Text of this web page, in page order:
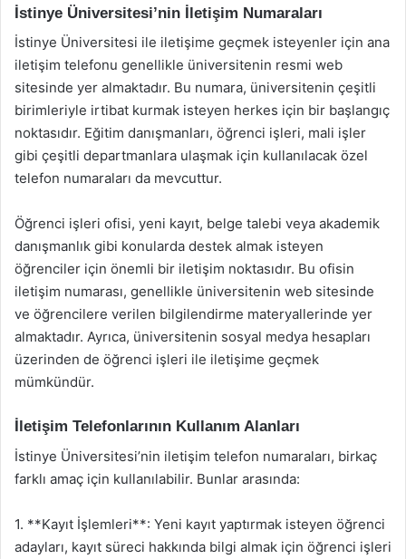
İstinye Üniversitesi’nin İletişim Numaraları
İstinye Üniversitesi ile iletişime geçmek isteyenler için ana
iletişim telefonu genellikle üniversitenin resmi web
sitesinde yer almaktadır. Bu numara, üniversitenin çeşitli
birimleriyle irtibat kurmak isteyen herkes için bir başlangıç
noktasıdır. Eğitim danışmanları, öğrenci işleri, mali işler
gibi çeşitli departmanlara ulaşmak için kullanılacak özel
telefon numaraları da mevcuttur.
Öğrenci işleri ofisi, yeni kayıt, belge talebi veya akademik
danışmanlık gibi konularda destek almak isteyen
öğrenciler için önemli bir iletişim noktasıdır. Bu ofisin
iletişim numarası, genellikle üniversitenin web sitesinde
ve öğrencilere verilen bilgilendirme materyallerinde yer
almaktadır. Ayrıca, üniversitenin sosyal medya hesapları
üzerinden de öğrenci işleri ile iletişime geçmek
mümkündür.
İletişim Telefonlarının Kullanım Alanları
İstinye Üniversitesi’nin iletişim telefon numaraları, birkaç
farklı amaç için kullanılabilir. Bunlar arasında:
1. **Kayıt İşlemleri**: Yeni kayıt yaptırmak isteyen öğrenci
adayları, kayıt süreci hakkında bilgi almak için öğrenci işleri